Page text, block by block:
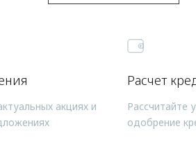
акциях и
Расчет
Рассчитайте
одобрение